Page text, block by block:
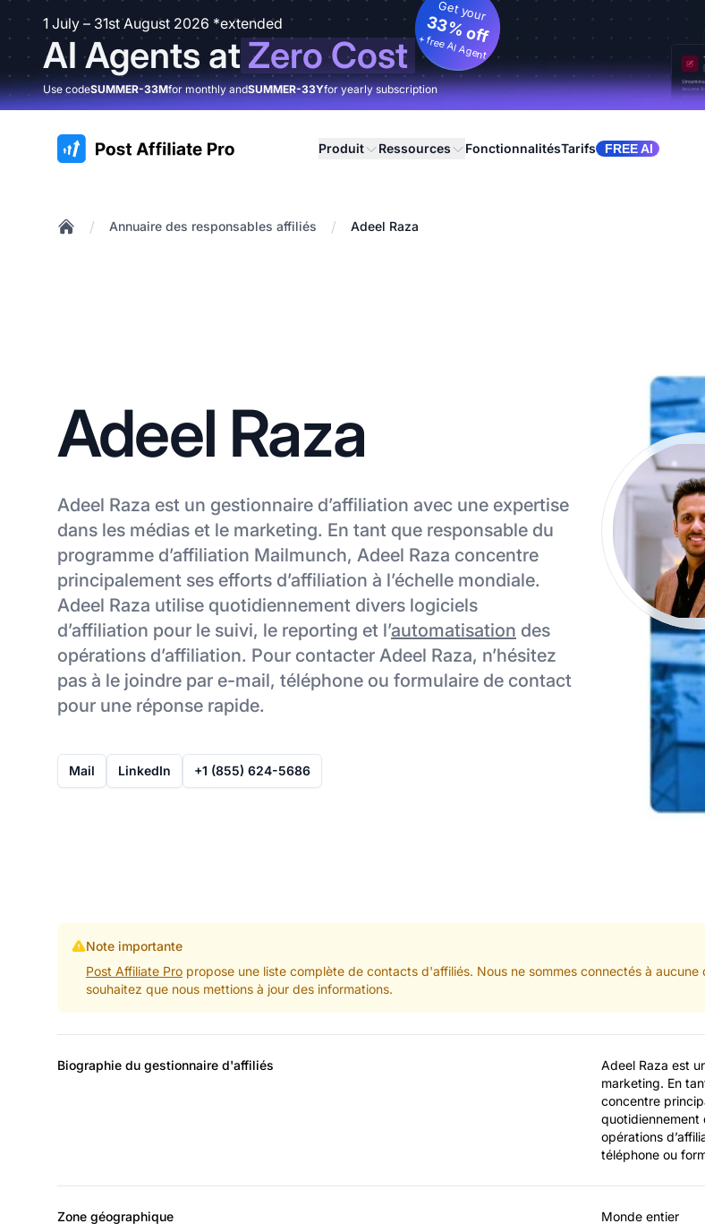
1 July – 31st August 2026 *extended
AI Agents atZero Cost
Get your
33% off
+ free AI Agent
Use codeSUMMER-33Mfor monthly andSUMMER-33Yfor yearly subscription
:site.title Produit Ressources FonctionnalitésTarifs FREE AI
/ Annuaire des responsables affiliés / Adeel Raza
Adeel Raza
Adeel Raza est un gestionnaire d’affiliation avec une expertise
dans les médias et le marketing. En tant que responsable du
programme d’affiliation Mailmunch, Adeel Raza concentre
principalement ses efforts d’affiliation à l’échelle mondiale.
Adeel Raza utilise quotidiennement divers logiciels
d’affiliation pour le suivi, le reporting et l’automatisation des
opérations d’affiliation. Pour contacter Adeel Raza, n’hésitez
pas à le joindre par e-mail, téléphone ou formulaire de contact
pour une réponse rapide.
Mail LinkedIn +1 (855) 624-5686
Note importante
Post Affiliate Propropose une liste complète de contacts d'affiliés. Nous ne sommes connectés à
souhaitez que nous mettions à jour des informations.
Biographie du gestionnaire d'affiliés
Adeel Raza est
marketing. En
concentre
quotidiennement
opérations
téléphone ou
Zone géographique Monde entier